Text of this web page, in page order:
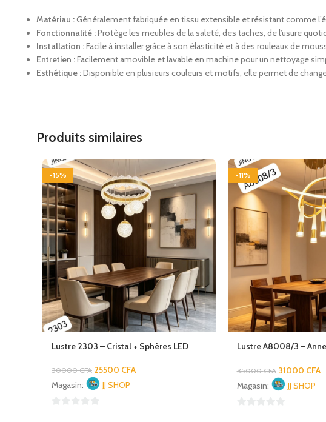
Matériau :Généralement fabriquée en tissu extensible et résistant comme
Fonctionnalité :Protège les meubles de la saleté, des taches, de l’usure
Installation :Facile à installer grâce à son élasticité et à des rouleaux de
Entretien :Facilement amovible et lavable en machine pour un nettoyage
Esthétique :Disponible en plusieurs couleurs et motifs, elle permet de
Produits similaires
-15%
Lustre 2303 – Cristal + Sphères LED
30000CFA 25500 CFA
Magasin:
JJ SHOP
-11%
Lustre A8008/3 –
35000CFA 31000 CFA
Magasin:
JJ SHOP